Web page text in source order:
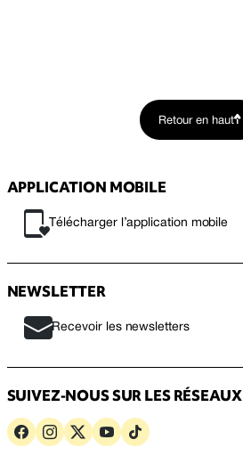
Retour en haut
APPLICATION MOBILE
Télécharger l’application mobile
NEWSLETTER
Recevoir les newsletters
SUIVEZ-NOUS SUR LES RÉSEAUX